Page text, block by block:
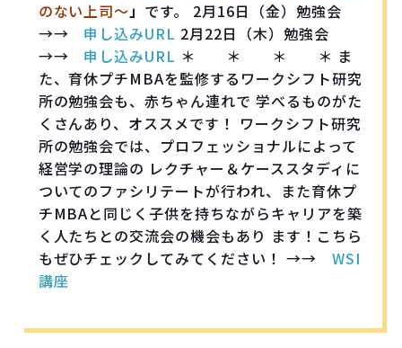
のない上司〜 」 です。 2月16日（金）勉強会
→→ 申し込みURL 2月22日（木）勉強会
→→ 申し込みURL ＊ ＊ ＊ ＊ ま
た、育休プチMBAを監修するワークシフト研究
所の勉強会も、赤ちゃん連れで 学べるものがた
くさんあり、オススメです！ ワークシフト研究
所の勉強会では、プロフェッショナルによって
経営学の理論の レクチャー＆ケーススタディに
ついてのファシリテートが行われ、また育休プ
チMBAと同じく子供を持ちながらキャリアを築
く人たちとの交流会の機会もあり ます！こちら
もぜひチェックしてみてください！ →→ WSI
講座